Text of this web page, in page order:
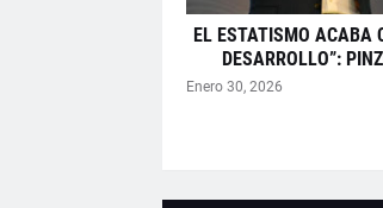
EL ESTATISMO ACABA
DESARROLLO”:
Enero 30, 2026